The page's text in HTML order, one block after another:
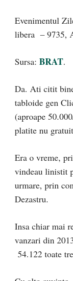
Evenimentul
libera – 9735,
Sursa: BRAT.
Da. Ati citit
tabloide gen
(aproape
platite nu
Era o vreme,
vindeau linistit
urmare, prin
Dezastru.
Insa chiar mai
vanzari din
54.122 toate